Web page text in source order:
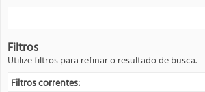
Filtros
Utilize filtros para refinar o resultado de busca.
Filtros correntes: